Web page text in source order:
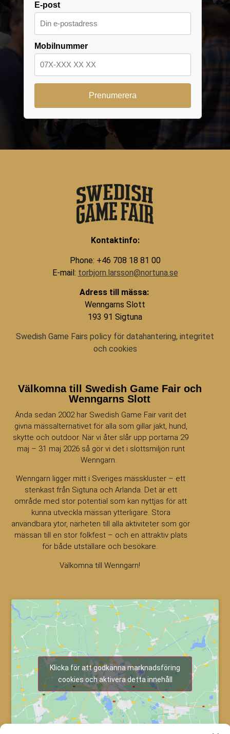
E-post
Mobilnummer
Kontaktinfo:
Phone: +46 708 18 81 00
E-mail: torbjorn.larsson@nortuna.se
Adress till mässa:
Wenngarns Slott
193 91 Sigtuna
Swedish Game Fairs policy för datahantering, integritet
och cookies
Välkomna till Swedish Game Fair och
Wenngarns Slott
Ända sedan 2002 har Swedish Game Fair varit det
givna mässalternativet för alla som gillar jakt, hund,
skytte och outdoor. När vi åter slår upp portarna 29
maj – 31 maj 2026 så gör vi det i slottsmiljön runt
Wenngarn.
Wenngarn ligger mitt i Sveriges mässkluster – ett
stenkast från Sigtuna och Arlanda. Det är ett
område med stor potential som kan nyttjas för att
kunna utveckla mässan ytterligare. Stora
användbara ytor, närheten till alla aktiviteter som gör
mässan till en stor folkfest – och en attraktiv plats
för både utställare och besökare.
Välkomna till Wenngarn!
Klicka för att godkänna marknadsföring
cookies och aktivera detta innehåll